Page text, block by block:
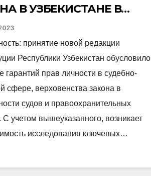
В УЗБЕКИСТАНЕ В
СУДЕБНО
И
РЕФОРМ
принятие новой редакции
Республики Узбекистан обусловило
гарантий прав личности в судебно-
сфере, верховенства закона в
судов и правоохранительных
С учетом вышеуказанного, возникает
исследования ключевых…